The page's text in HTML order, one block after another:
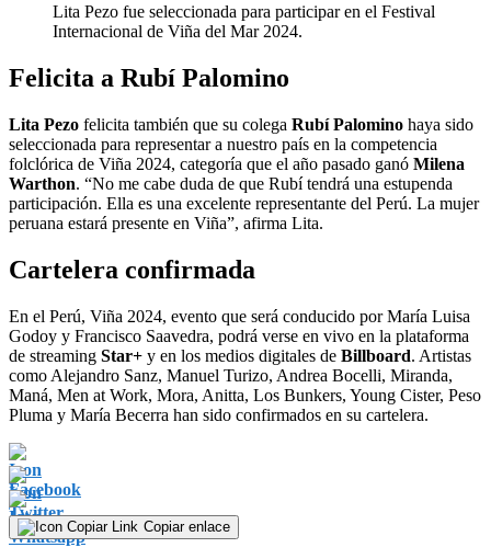
Lita Pezo fue seleccionada para participar en el Festival
Internacional de Viña del Mar 2024.
Felicita a Rubí Palomino
Lita Pezo felicita también que su colega Rubí Palomino haya sido
seleccionada para representar a nuestro país en la competencia
folclórica de Viña 2024, categoría que el año pasado ganó Milena
Warthon. “No me cabe duda de que Rubí tendrá una estupenda
participación. Ella es una excelente representante del Perú. La mujer
peruana estará presente en Viña”, afirma Lita.
Cartelera confirmada
En el Perú, Viña 2024, evento que será conducido por María Luisa
Godoy y Francisco Saavedra, podrá verse en vivo en la plataforma
de streaming Star+ y en los medios digitales de Billboard. Artistas
como Alejandro Sanz, Manuel Turizo, Andrea Bocelli, Miranda,
Maná, Men at Work, Mora, Anitta, Los Bunkers, Young Cister, Peso
Pluma y María Becerra han sido confirmados en su cartelera.
Copiar enlace